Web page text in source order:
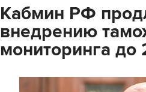
Кабмин РФ
внедрению
мониторинга до